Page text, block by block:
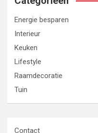
Energie besparen
Interieur
Keuken
Lifestyle
Raamdecoratie
Tuin
Contact